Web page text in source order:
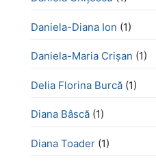
Daniela-Diana Ion (1)
Daniela-Maria Crișan (1)
Delia Florina Burcă (1)
Diana Bâscă (1)
Diana Toader (1)